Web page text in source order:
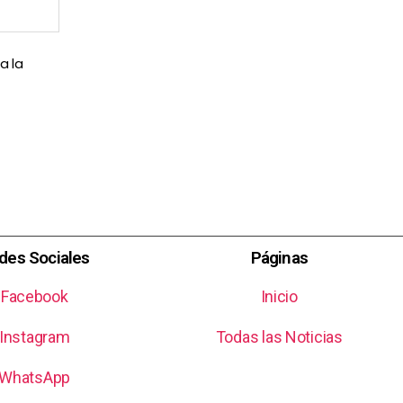
la
Sociales
Facebook
Páginas
Inicio
Todas las Noticias